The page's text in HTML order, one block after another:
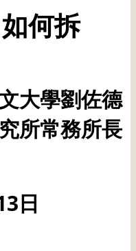
何拆
大學劉佐德
所常務所長
日